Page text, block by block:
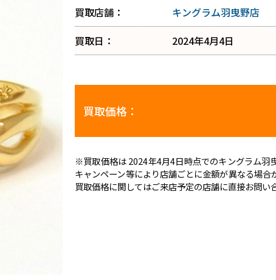
買取店舗：
キングラム羽曳野店
買取日：
2024年4月4日
買取価格：
※買取価格は 2024年4月4日時点でのキングラム羽
キャンペーン等により店舗ごとに金額が異なる場合
買取価格に関してはご来店予定の店舗に直接お問い